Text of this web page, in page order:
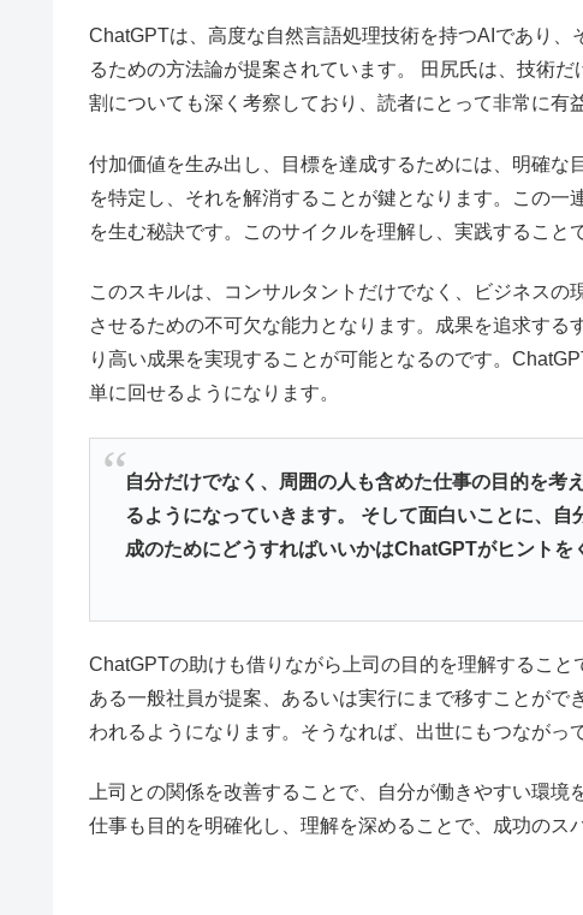
ChatGPTは、高度な自然言語処理技術を持つAIであり
るための方法論が提案されています。 田尻氏は、技術
割についても深く考察しており、読者にとって非常に有
付加価値を生み出し、目標を達成するためには、明確
を特定し、それを解消することが鍵となります。この
を生む秘訣です。このサイクルを理解し、実践すること
このスキルは、コンサルタントだけでなく、ビジネス
させるための不可欠な能力となります。成果を追求す
り高い成果を実現することが可能となるのです。
単に回せるようになります。
自分だけでなく、周囲の人も含めた仕事の目的を考
るようになっていきます。 そして面白いことに、
成のためにどうすればいいかはChatGPTがヒントを
ChatGPTの助けも借りながら上司の目的を理解するこ
ある一般社員が提案、あるいは実行にまで移すことが
われるようになります。そうなれば、出世にもつながっ
上司との関係を改善することで、自分が働きやすい環境
仕事も目的を明確化し、理解を深めることで、成功のス